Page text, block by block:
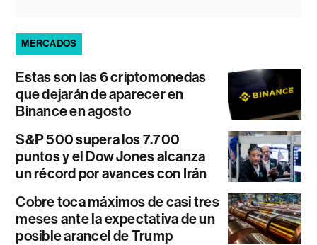
MERCADOS
Estas son las 6 criptomonedas
que dejarán de aparecer en
Binance en agosto
S&P 500 supera los 7.700
puntos y el Dow Jones alcanza
un récord por avances con Irán
Cobre toca máximos de casi tres
meses ante la expectativa de un
posible arancel de Trump